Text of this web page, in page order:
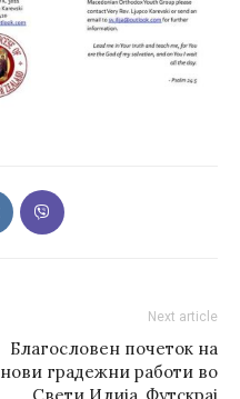
Next article
Благословен почеток на
нови градежни работи во